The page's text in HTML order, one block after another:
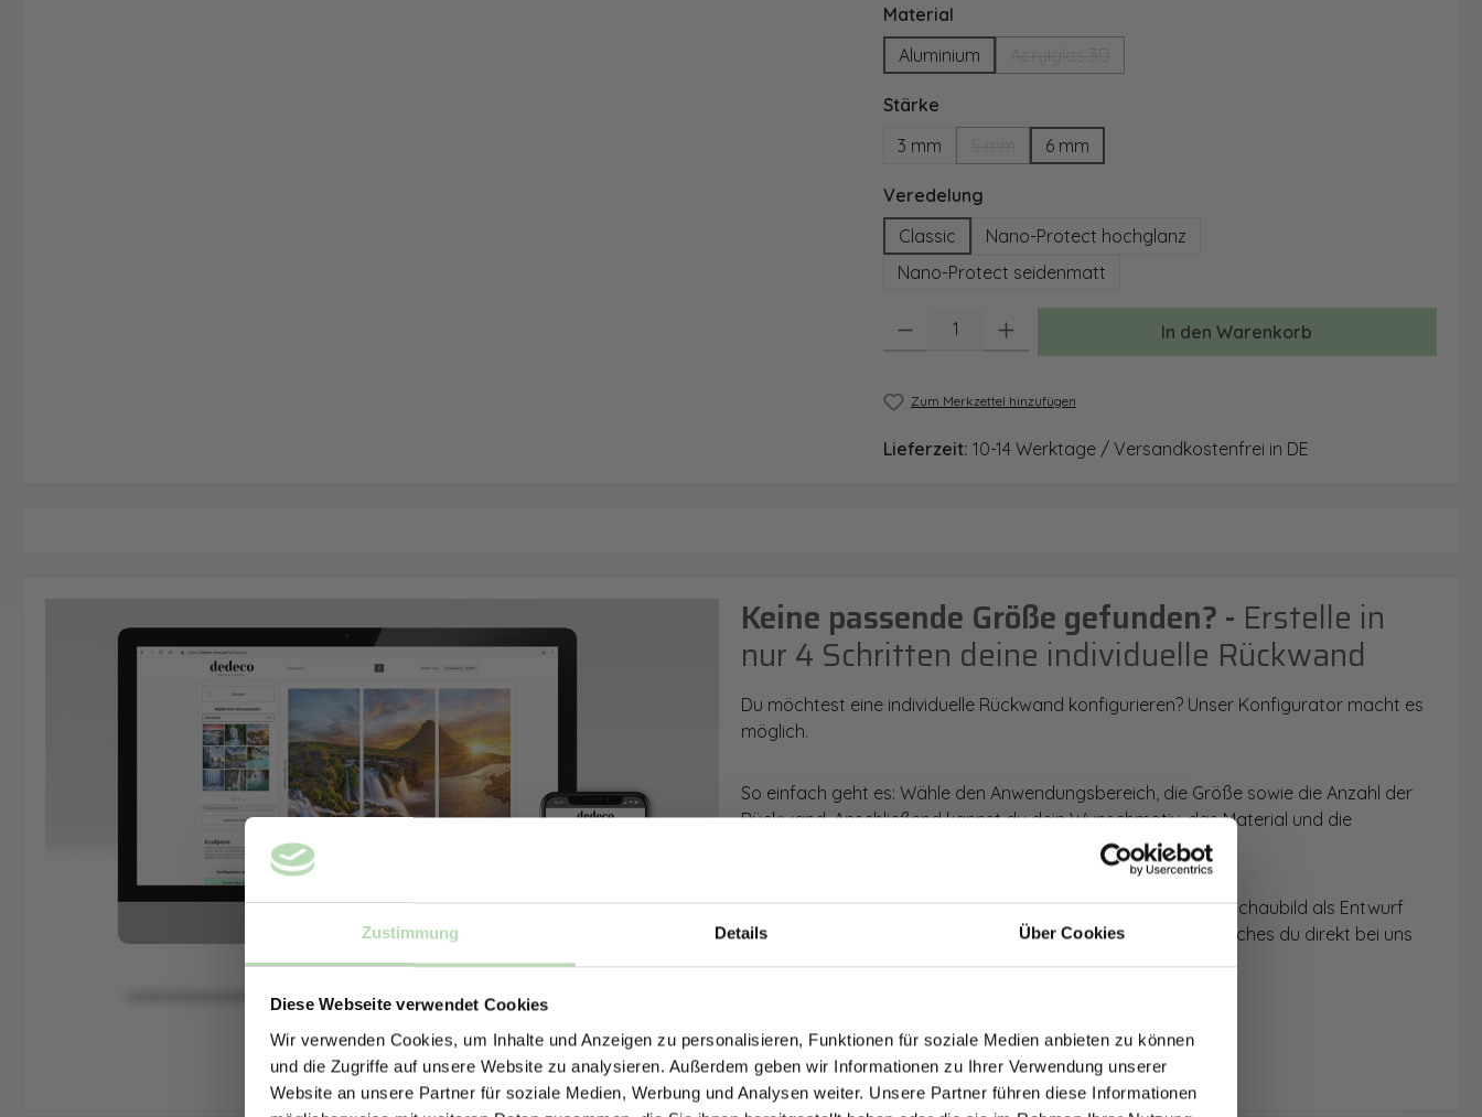
Zustimmung Details Über Cookies
Diese Webseite verwendet Cookies
Wir verwenden Cookies, um Inhalte und Anzeigen zu personalisieren, Funktionen für soziale Medien anbieten zu können
und die Zugriffe auf unsere Website zu analysieren. Außerdem geben wir Informationen zu Ihrer Verwendung unserer
Website an unsere Partner für soziale Medien, Werbung und Analysen weiter. Unsere Partner führen diese Informationen
Materialauswählen
Aluminium
Stärkeauswählen
3 mm
(Diese Option ist zurzeit nicht verfügbar.)
6 mm
Veredelungauswählen
Classic
Nano-Protect hochglanz
Nano-Protect seidenmatt
Produkt Anzahl: Gib den gewünschten Wert ein oder benutze die Schaltflächen
In den Warenkorb
Zum Merkzettel hinzufügen
Lieferzeit: 10-14 Werktage / Versandkostenfrei in DE
Keine passende Größe gefunden? - Erstelle in
nur 4 Schritten deine individuelle Rückwand
Du möchtest eine individuelle Rückwand konfigurieren? Unser Konfigurator macht es
möglich.
So einfach geht es: Wähle den Anwendungsbereich, die Größe sowie die Anzahl der
Rückwand. Anschließend kannst du dein Wunschmotiv, das Material und die
Mithilfe unseres Konfigurators werden dir die Rückwände im Schaubild als Entwurf
dargestellt. Parallel erhältst du dein individuelles Angebot, welches du direkt bei uns
bestellen kannst.
Zum Konfigurator
Jetzt zum Newsletter anmelden.